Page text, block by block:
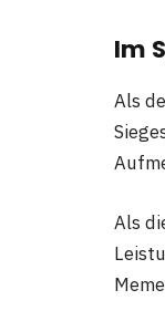
Im
Als
Als